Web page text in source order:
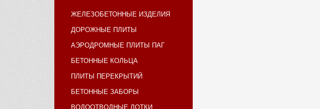
ЖЕЛЕЗОБЕТОННЫЕ ИЗДЕЛИЯ
ДОРОЖНЫЕ ПЛИТЫ
АЭРОДРОМНЫЕ ПЛИТЫ ПАГ
БЕТОННЫЕ КОЛЬЦА
ПЛИТЫ ПЕРЕКРЫТИЙ
БЕТОННЫЕ ЗАБОРЫ
ВОДООТВОДНЫЕ ЛОТКИ